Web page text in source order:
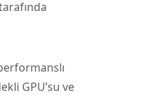
GPU’su ve